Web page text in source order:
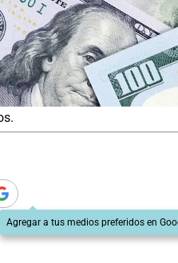
Agregar a tus medios preferidos en